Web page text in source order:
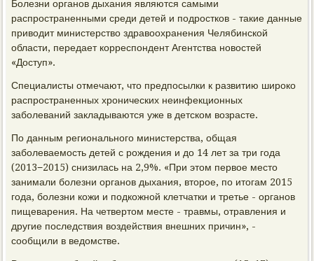
Болезни органов дыхания являются самыми
распространенными среди детей и подростков - такие данные
приводит министерство здравоохранения Челябинской
области, передает корреспондент Агентства новостей
«Доступ».
Специалисты отмечают, что предпосылки к развитию широко
распространенных хронических неинфекционных
заболеваний закладываются уже в детском возрасте.
По данным регионального министерства, общая
заболеваемость детей с рождения и до 14 лет за три года
(2013−2015) снизилась на 2,9%. «При этом первое место
занимали болезни органов дыхания, второе, по итогам 2015
года, болезни кожи и подкожной клетчатки и третье - органов
пищеварения. На четвертом месте - травмы, отравления и
другие последствия воздействия внешних причин», -
сообщили в ведомстве.